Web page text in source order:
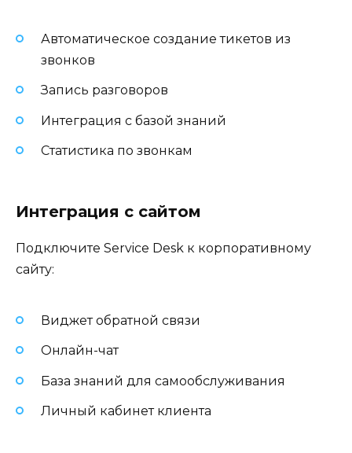
Автоматическое создание тикетов из
звонков
Запись разговоров
Интеграция с базой знаний
Статистика по звонкам
Интеграция с сайтом
Подключите Service Desk к корпоративному
сайту:
Виджет обратной связи
Онлайн-чат
База знаний для самообслуживания
Личный кабинет клиента